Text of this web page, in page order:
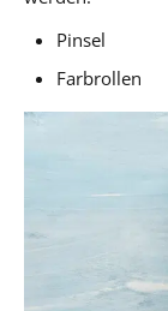
Pinsel
Farbrollen